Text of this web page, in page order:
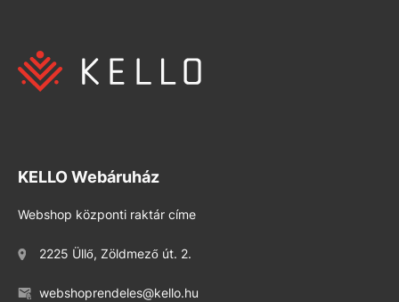
KELLO Webáruház
Webshop központi raktár címe
2225 Üllő, Zöldmező út. 2.
webshoprendeles@kello.hu